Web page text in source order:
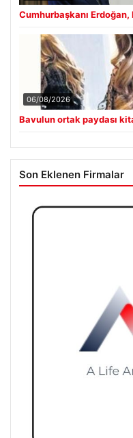
Cumhurbaşkanı
06/08/2026
Bavulun ortak paydası
Son Eklenen Firmalar